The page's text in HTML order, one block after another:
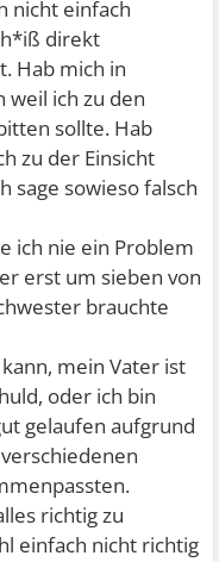
nicht einfach
direkt
Hab mich in
ich zu den
sollte. Hab
zu der Einsicht
sage sowieso falsch
ich nie ein Problem
erst um sieben von
brauchte
mein Vater ist
oder ich bin
gelaufen aufgrund
richtig zu
einfach nicht richtig